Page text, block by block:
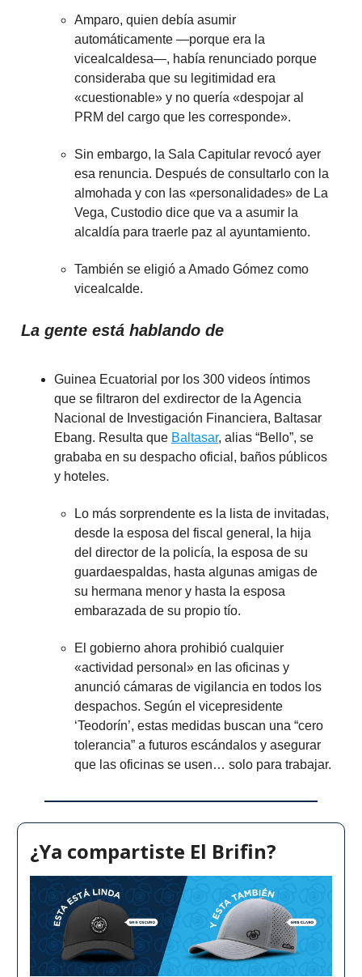
Amparo, quien debía asumir
automáticamente —porque era la
vicealcaldesa—, había renunciado porque
consideraba que su legitimidad era
«cuestionable» y no quería «despojar al
PRM del cargo que les corresponde».
Sin embargo, la Sala Capitular revocó ayer
esa renuncia. Después de consultarlo con la
almohada y con las «personalidades» de La
Vega, Custodio dice que va a asumir la
alcaldía para traerle paz al ayuntamiento.
También se eligió a Amado Gómez como
vicealcalde.
La gente está hablando de
Guinea Ecuatorial por los 300 videos íntimos
que se filtraron del exdirector de la Agencia
Nacional de Investigación Financiera, Baltasar
Ebang. Resulta que Baltasar, alias “Bello”, se
grababa en su despacho oficial, baños públicos
y hoteles.
Lo más sorprendente es la lista de invitadas,
desde la esposa del fiscal general, la hija
del director de la policía, la esposa de su
guardaespaldas, hasta algunas amigas de
su hermana menor y hasta la esposa
embarazada de su propio tío.
El gobierno ahora prohibió cualquier
«actividad personal» en las oficinas y
anunció cámaras de vigilancia en todos los
despachos. Según el vicepresidente
‘Teodorín’, estas medidas buscan una “cero
tolerancia” a futuros escándalos y asegurar
que las oficinas se usen… solo para trabajar.
¿Ya compartiste El Brifin?